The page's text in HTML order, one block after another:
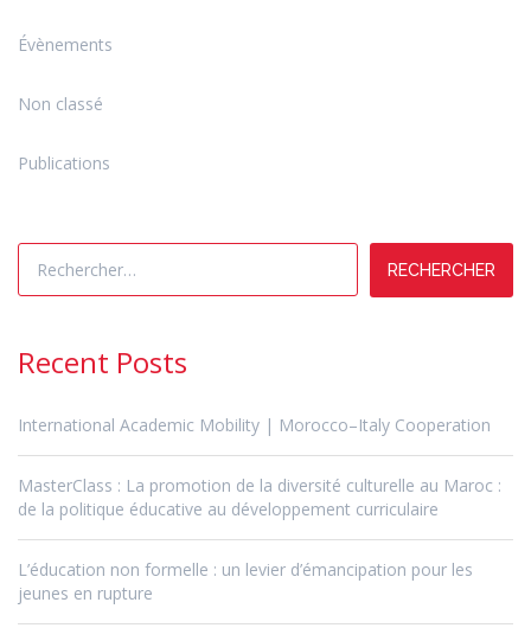
Évènements
Non classé
Publications
Rechercher :
Recent Posts
International Academic Mobility | Morocco–Italy Cooperation
MasterClass : La promotion de la diversité culturelle au Maroc :
de la politique éducative au développement curriculaire
L’éducation non formelle : un levier d’émancipation pour les
jeunes en rupture